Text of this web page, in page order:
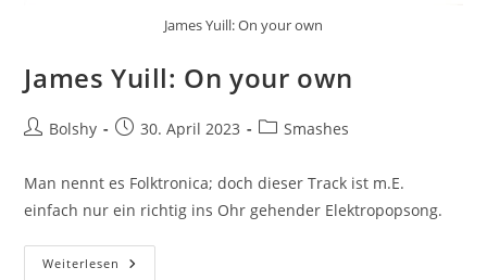
James Yuill: On your own
James Yuill: On your own
Beitrags-
Bolshy
Beitrag30. April 2023
Beitrags-
Smashes
Man nennt es Folktronica; doch dieser Track ist m.E.
einfach nur ein richtig ins Ohr gehender Elektropopsong.
Weiterlesen James